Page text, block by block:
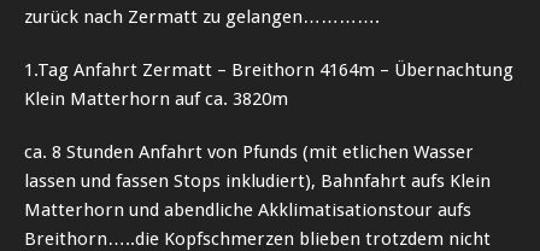
zurück nach Zermatt zu gelangen………….
1.Tag Anfahrt Zermatt – Breithorn 4164m – Übernachtung
Klein Matterhorn auf ca. 3820m
ca. 8 Stunden Anfahrt von Pfunds (mit etlichen Wasser
lassen und fassen Stops inkludiert), Bahnfahrt aufs Klein
Matterhorn und abendliche Akklimatisationstour aufs
Breithorn…..die Kopfschmerzen blieben trotzdem nicht